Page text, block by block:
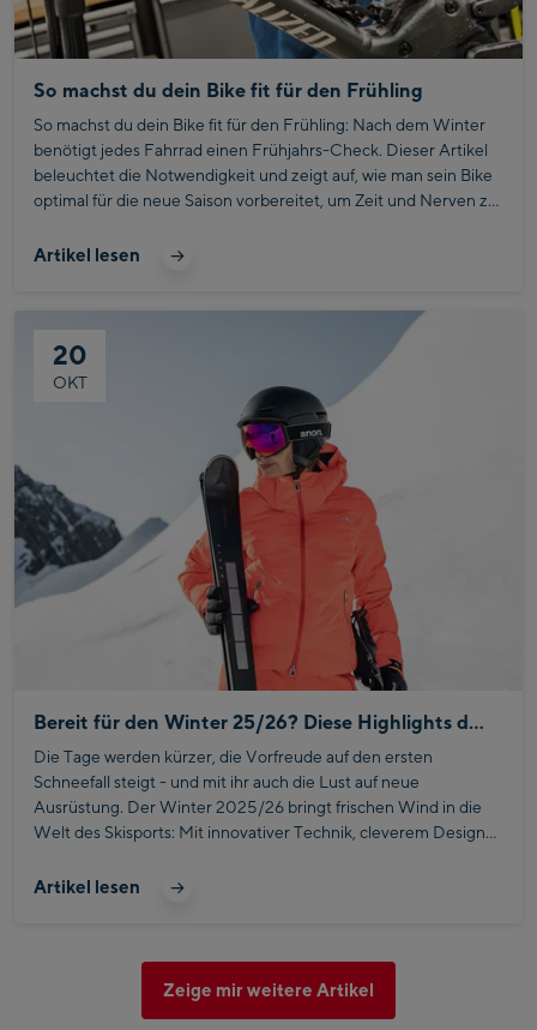
So machst du dein Bike fit für den Frühling
So machst du dein Bike fit für den Frühling: Nach dem Winter
benötigt jedes Fahrrad einen Frühjahrs-Check. Dieser Artikel
beleuchtet die Notwendigkeit und zeigt auf, wie man sein Bike
optimal für die neue Saison vorbereitet, um Zeit und Nerven zu
Artikel lesen
20
OKT
Bereit für den Winter 25/26? Diese Highlights darfst du nicht verpassen!
Die Tage werden kürzer, die Vorfreude auf den ersten
Schneefall steigt - und mit ihr auch die Lust auf neue
Ausrüstung. Der Winter 2025/26 bringt frischen Wind in die
Welt des Skisports: Mit innovativer Technik, cleverem Design
Begeisterung auf und abseits der Piste. Hier findest du unsere
Artikel lesen
Zeige mir weitere Artikel